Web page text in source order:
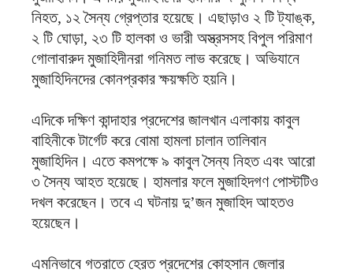
নিহত, ১২ সৈন্য গ্রেপ্তার হয়েছে। এছাড়াও ২ টি ট্যাঙ্ক,
২ টি ঘোড়া, ২৩ টি হালকা ও ভারী অস্ত্রসসহ বিপুল পরিমাণ
গোলাবারুদ মুজাহিদীনরা গনিমত লাভ করেছে। অভিযানে
মুজাহিদিনদের কোনপ্রকার ক্ষয়ক্ষতি হয়নি।
এদিকে দক্ষিণ কান্দাহার প্রদেশের জালখান এলাকায় কাবুল
বাহিনীকে টার্গেট করে বোমা হামলা চালান তালিবান
মুজাহিদিন। এতে কমপক্ষে ৯ কাবুল সৈন্য নিহত এবং আরো
৩ সৈন্য আহত হয়েছে। হামলার ফলে মুজাহিদগণ পোস্টটিও
দখল করেছেন। তবে এ ঘটনায় দু’জন মুজাহিদ আহতও
হয়েছেন।
এমনিভাবে গতরাতে হেরত প্রদেশের কোহসান জেলার